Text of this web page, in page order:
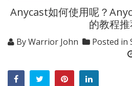
Anycast如何使用呢？
的教程
ByWarrior John Posted in